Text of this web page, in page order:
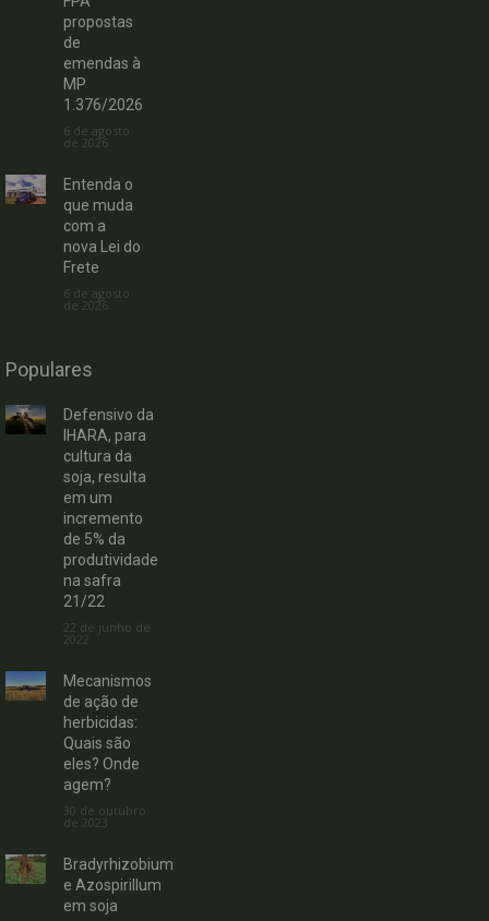
propostas
de
emendas à
MP
1.376/2026
6 de agosto
de 2026
Entenda o
que muda
com a
nova Lei do
Frete
6 de agosto
de 2026
Populares
Defensivo da
IHARA, para
cultura da
soja, resulta
em um
incremento
de 5% da
produtividade
na safra
21/22
22 de junho de
2022
Mecanismos
de ação de
herbicidas:
Quais são
eles? Onde
agem?
30 de outubro
de 2023
Bradyrhizobium
e Azospirillum
em soja